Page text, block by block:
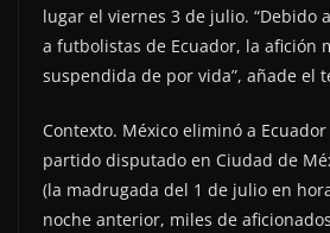
lugar el viernes 3 de julio. “Debido
a futbolistas de Ecuador, la afición
suspendida de por vida”, añade el
Contexto. México eliminó a
partido disputado en Ciudad de
(la madrugada del 1 de julio en
noche anterior, miles de